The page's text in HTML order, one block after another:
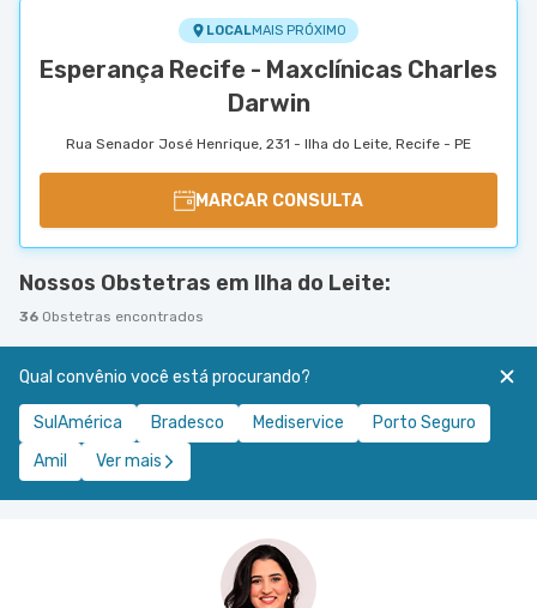
LOCALMAIS PRÓXIMO
Esperança Recife - Maxclínicas Charles
Darwin
Rua Senador José Henrique, 231 - Ilha do Leite, Recife - PE
MARCAR CONSULTA
Nossos Obstetras em Ilha do Leite:
36 Obstetras encontrados
Qual convênio você está procurando?
SulAmérica Bradesco Mediservice
Porto Seguro
Amil
Ver mais